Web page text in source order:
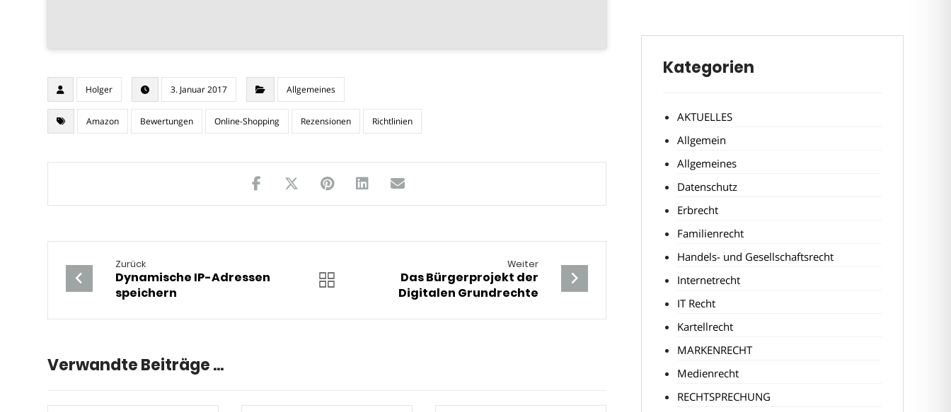
Holger 3. Januar 2017 Allgemeines
Amazon Bewertungen Online-Shopping Rezensionen Richtlinien
Zurück
Dynamische IP-Adressen
speichern
Weiter
Das Bürgerprojekt der
Digitalen Grundrechte
Verwandte Beiträge ...
Kategorien
AKTUELLES
Allgemein
Allgemeines
Datenschutz
Erbrecht
Familienrecht
Handels- und Gesellschaftsrecht
Internetrecht
IT Recht
Kartellrecht
MARKENRECHT
Medienrecht
RECHTSPRECHUNG